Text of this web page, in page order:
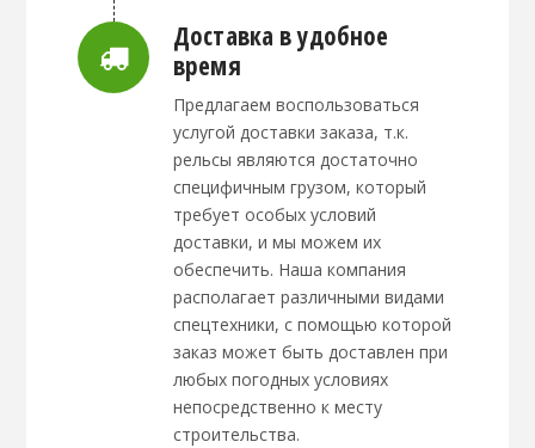
Доставка в удобное
время
Предлагаем воспользоваться
услугой доставки заказа, т.к.
рельсы являются достаточно
специфичным грузом, который
требует особых условий
доставки, и мы можем их
обеспечить. Наша компания
располагает различными видами
спецтехники, с помощью которой
заказ может быть доставлен при
любых погодных условиях
непосредственно к месту
строительства.